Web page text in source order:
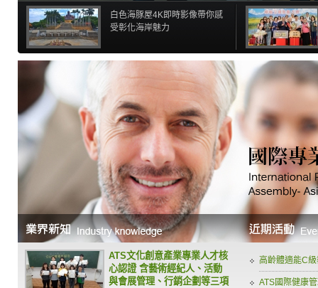
（Exhibition Experience）」及「沉浸式品牌體驗（Immersive
金獎殊榮，展現台灣在展示設計、空間敘事與數位沉浸式體驗領
白色海豚屋4K即時影像帶你感
受彰化海岸魅力
ATS文化創意產業專業人才核
心認證 含藝術經紀人、活動
與會展管理、行銷企劃等三項
高齡體適能C
ATS國際健康